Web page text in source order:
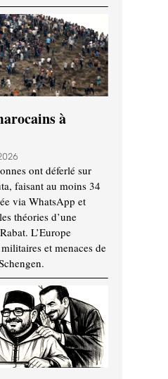
à
ont déferlé sur
faisant au moins 34
via WhatsApp et
théories d’une
L’Europe
et menaces de